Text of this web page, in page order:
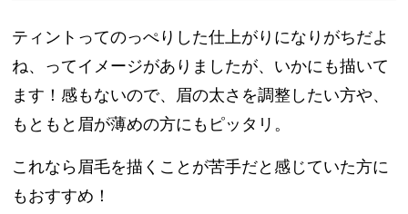
ティントってのっぺりした仕上がりになりがちだよ
ね、ってイメージがありましたが、いかにも描いて
ます！感もないので、眉の太さを調整したい方や、
もともと眉が薄めの方にもピッタリ。
これなら眉毛を描くことが苦手だと感じていた方に
もおすすめ！